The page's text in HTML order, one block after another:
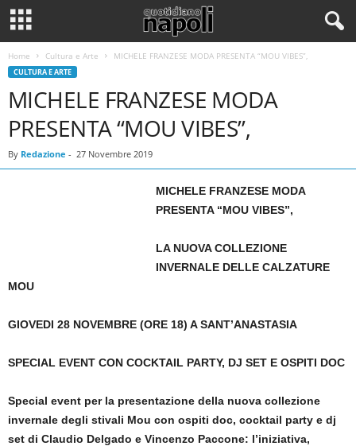
Home Cultura e Arte MICHELE FRANZESE MODA PRESENTA “MOU VIBES”,
CULTURA E ARTE
MICHELE FRANZESE MODA
PRESENTA “MOU VIBES”,
By Redazione - 27 Novembre 2019
MICHELE FRANZESE MODA
PRESENTA “MOU VIBES”,
LA NUOVA COLLEZIONE
INVERNALE DELLE CALZATURE
MOU
GIOVEDI 28 NOVEMBRE (ORE 18) A SANT’ANASTASIA
SPECIAL EVENT CON COCKTAIL PARTY, DJ SET E OSPITI DOC
Special event per la presentazione della nuova collezione
invernale degli stivali Mou con ospiti doc, cocktail party e dj
set di Claudio Delgado e Vincenzo Paccone: l’iniziativa,